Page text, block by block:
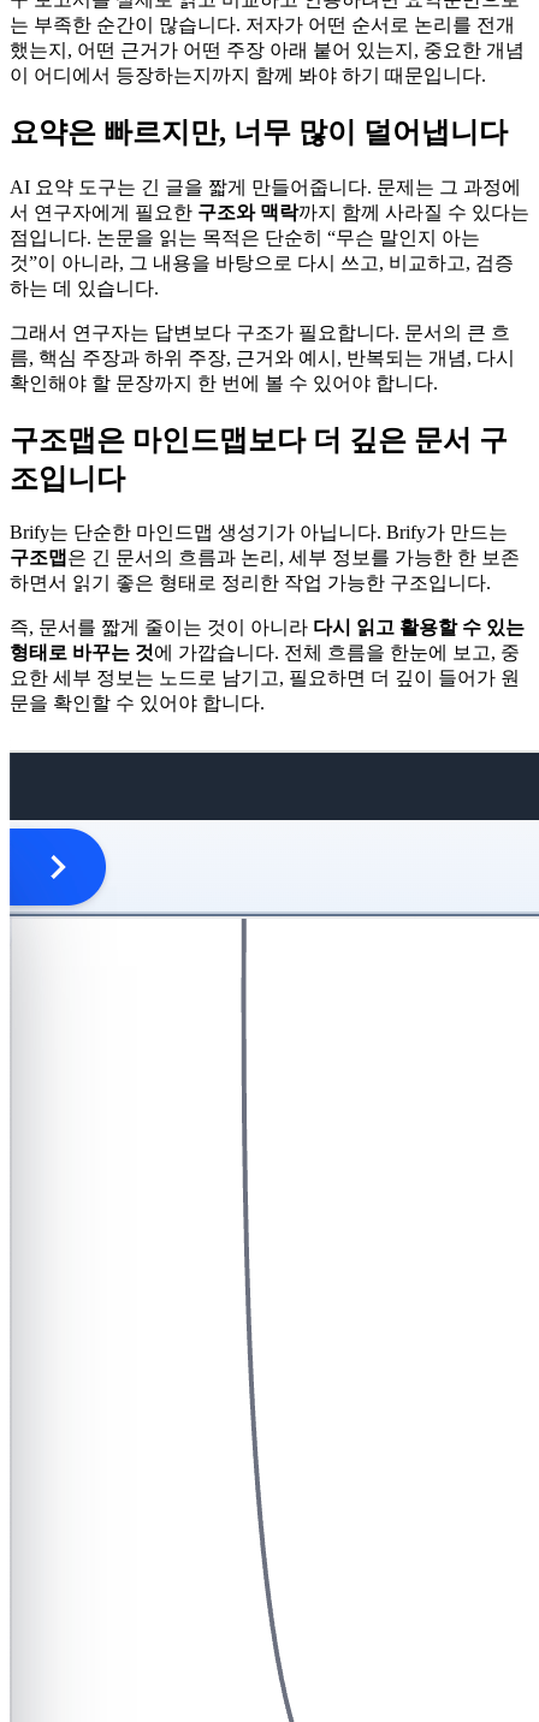
는 부족한 순간이 많습니다. 저자가 어떤 순서로 논리를 전개
했는지, 어떤 근거가 어떤 주장 아래 붙어 있는지, 중요한 개념
이 어디에서 등장하는지까지 함께 봐야 하기 때문입니다.
요약은 빠르지만, 너무 많이 덜어냅니다
AI 요약 도구는 긴 글을 짧게 만들어줍니다. 문제는 그 과정에
서 연구자에게 필요한 구조와 맥락까지 함께 사라질 수 있다는
점입니다. 논문을 읽는 목적은 단순히 “무슨 말인지 아는
것”이 아니라, 그 내용을 바탕으로 다시 쓰고, 비교하고, 검증
하는 데 있습니다.
그래서 연구자는 답변보다 구조가 필요합니다. 문서의 큰 흐
름, 핵심 주장과 하위 주장, 근거와 예시, 반복되는 개념, 다시
확인해야 할 문장까지 한 번에 볼 수 있어야 합니다.
구조맵은 마인드맵보다 더 깊은 문서 구
조입니다
Brify는 단순한 마인드맵 생성기가 아닙니다. Brify가 만드는
구조맵 은 긴 문서의 흐름과 논리, 세부 정보를 가능한 한 보존
하면서 읽기 좋은 형태로 정리한 작업 가능한 구조입니다.
즉, 문서를 짧게 줄이는 것이 아니라 다시 읽고 활용할 수 있는
형태로 바꾸는 것에 가깝습니다. 전체 흐름을 한눈에 보고, 중
요한 세부 정보는 노드로 남기고, 필요하면 더 깊이 들어가 원
문을 확인할 수 있어야 합니다.